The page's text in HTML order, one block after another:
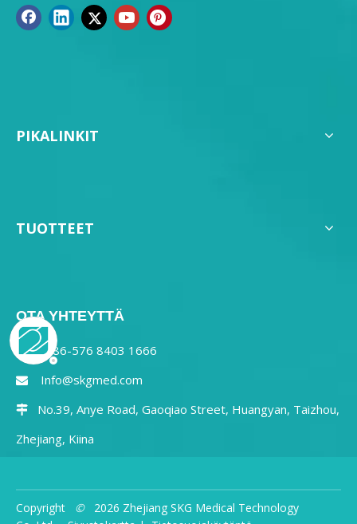
PIKALINKIT
TUOTTEET
OTA YHTEYTTÄ
0086-576 8403 1666
 Info@skgmed.com

No.39, Anye Road, Gaoqiao Street, Huangyan, Taizhou,
Zhejiang, Kiina
Copyright © 2026 Zhejiang SKG Medical Technology